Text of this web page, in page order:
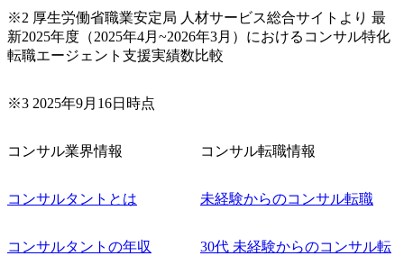
※2 厚生労働省職業安定局 人材サービス総合サイトより 最
新2025年度（2025年4月~2026年3月）におけるコンサル特化
転職エージェント支援実績数比較
※3 2025年9月16日時点
コンサル業界情報
コンサルタントとは
コンサルタントの年収
コンサル転職情報
未経験からのコンサル転職
30代 未経験からのコンサル転